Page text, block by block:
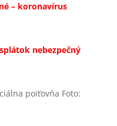
– koronavírus
nebezpečný
poiťovňa Foto: